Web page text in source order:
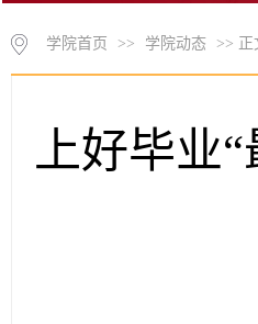
学院首页 >> 学院动态 >> 正
上好毕业